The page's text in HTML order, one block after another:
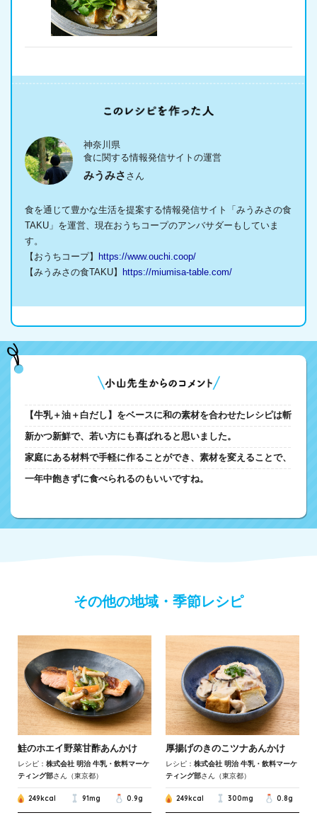
神奈川県
食に関する情報発信サイトの運営
みうみさ さん
食を通じて豊かな生活を提案する情報発信サイト「みうみさの食
TAKU」を運営、現在おうちコープのアンバサダーもしていま
す。
【おうちコープ】
https://www.ouchi.coop/
【みうみさの食TAKU】
https://miumisa-table.com/
【牛乳＋油＋白だし】をベースに和の素材を合わせたレシピは斬
新かつ新鮮で、若い方にも喜ばれると思いました。
家庭にある材料で手軽に作ることができ、素材を変えることで、
一年中飽きずに食べられるのもいいですね。
その他の地域・季節レシピ
鮭のホエイ野菜甘酢あんかけ
レシピ：株式会社 明治 牛乳・飲料マーケ
ティング部さん（東京都）
249kcal 91mg 0.9g
厚揚げのきのこツナあんかけ
レシピ：株式会社 明治 牛乳・飲料マーケ
ティング部さん（東京都）
249kcal 300mg 0.8g